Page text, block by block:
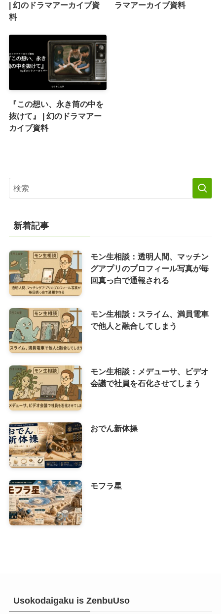
| 幻のドラマアーカイブ資
料
ラマアーカイブ資料
『この想い、永き筒の中を
抜けて』 | 幻のドラマアー
カイブ資料
新着記事
モン生相談：透明人間、マッチン
グアプリのプロフィール写真が毎
回真っ白で通報される
モン生相談：スライム、満員電車
で他人と融合してしまう
モン生相談：メデューサ、ビデオ
会議で社員を石化させてしまう
おでん新体操
モフラ星
Usokodaigaku is ZenbuUso